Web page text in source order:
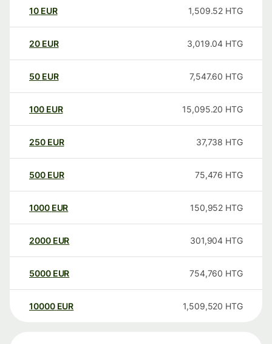
10 EUR 1,509.52 HTG
20 EUR 3,019.04 HTG
50 EUR 7,547.60 HTG
100 EUR 15,095.20 HTG
250 EUR 37,738 HTG
500 EUR 75,476 HTG
1000 EUR 150,952 HTG
2000 EUR 301,904 HTG
5000 EUR 754,760 HTG
10000 EUR 1,509,520 HTG